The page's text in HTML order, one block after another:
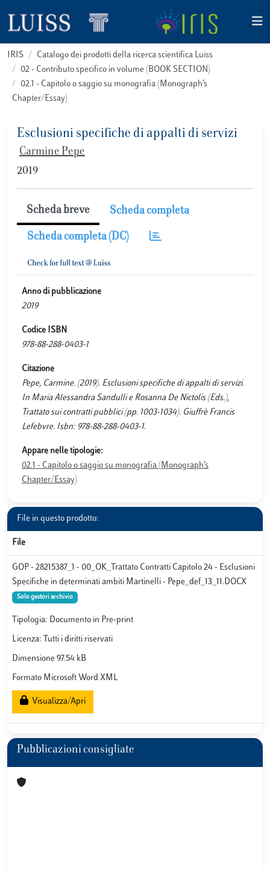
IRIS
Catalogo dei prodotti della ricerca scientifica Luiss
02 - Contributo specifico in volume (BOOK SECTION)
02.1 - Capitolo o saggio su monografia (Monograph’s
Chapter/Essay)
Esclusioni specifiche di appalti di servizi
Carmine Pepe
2019
Scheda breve Scheda completa
Scheda completa (DC)
Anno di pubblicazione
2019
Codice ISBN
978-88-288-0403-1
Citazione
Pepe, Carmine. (2019). Esclusioni specifiche di appalti di servizi.
In Maria Alessandra Sandulli e Rosanna De Nictolis (Eds.),
Trattato sui contratti pubblici (pp. 1003-1034). Giuffrè Francis
Lefebvre. Isbn: 978-88-288-0403-1.
Appare nelle tipologie:
02.1 - Capitolo o saggio su monografia (Monograph’s
Chapter/Essay)
File in questo prodotto:
File
GOP - 28215387_1 - 00_OK_Trattato Contratti Capitolo 24 - Esclusioni
Specifiche in determinati ambiti Martinelli - Pepe_def_13_11.DOCX
Solo gestori archivio
Tipologia: Documento in Pre-print
Licenza: Tutti i diritti riservati
Dimensione 97.54 kB
Formato Microsoft Word XML
Visualizza/Apri
Pubblicazioni consigliate